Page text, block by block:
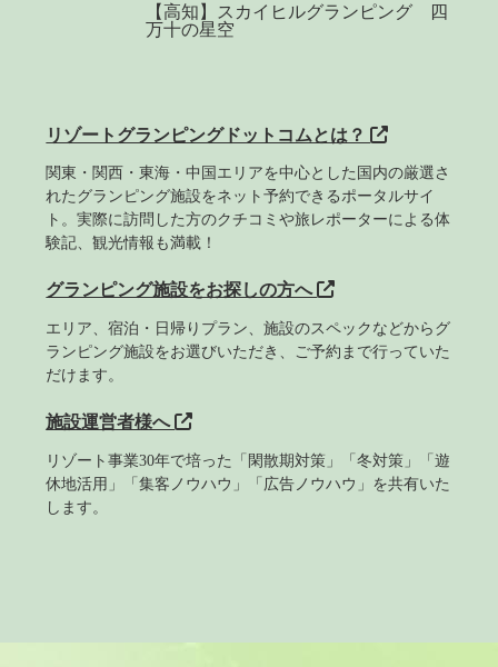
【高知】スカイヒルグランピング 四
万十の星空
リゾートグランピングドットコムとは？
関東・関西・東海・中国エリアを中心とした国内の厳選さ
れたグランピング施設をネット予約できるポータルサイ
ト。実際に訪問した方のクチコミや旅レポーターによる体
験記、観光情報も満載！
グランピング施設をお探しの方へ
エリア、宿泊・日帰りプラン、施設のスペックなどからグ
ランピング施設をお選びいただき、ご予約まで行っていた
だけます。
施設運営者様へ
リゾート事業30年で培った「閑散期対策」「冬対策」「遊
休地活用」「集客ノウハウ」「広告ノウハウ」を共有いた
します。